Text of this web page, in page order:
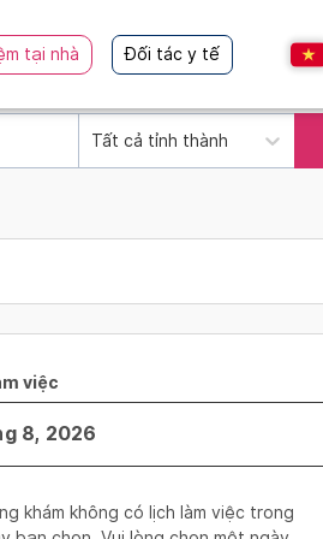
tại nhà Đối tác y tế
Tất cả tỉnh thành
việc
khám không có lịch làm việc trong